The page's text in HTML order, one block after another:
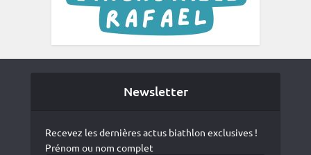
Newsletter
Recevez les dernières actus biathlon exclusives !
Prénom ou nom complet